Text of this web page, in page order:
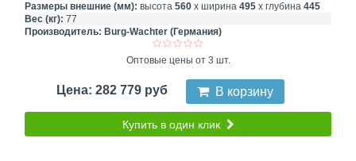
Размеры внешние (мм): высота 560 х ширина 495 х глубина 445
Вес (кг): 77
Производитель: Burg-Wachter (Германия)
Оптовые цены от 3 шт.
Цена: 282 779 руб В корзину
Купить в один клик